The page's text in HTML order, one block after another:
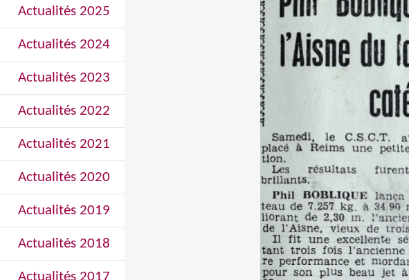
Actualités 2025
Actualités 2024
Actualités 2023
Actualités 2022
Actualités 2021
Actualités 2020
Actualités 2019
Actualités 2018
Actualités 2017